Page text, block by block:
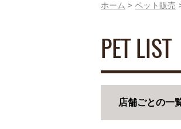
ホーム ペット販売
PET LIST
店舗ごとの一